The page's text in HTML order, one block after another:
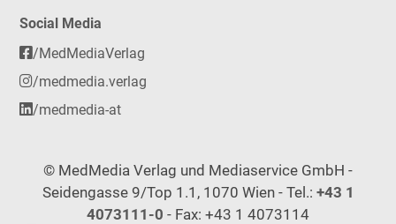
Social Media
/MedMediaVerlag
/medmedia.verlag
/medmedia-at
© MedMedia Verlag und Mediaservice GmbH -
Seidengasse 9/Top 1.1, 1070 Wien - Tel.: +43 1
4073111-0 - Fax: +43 1 4073114